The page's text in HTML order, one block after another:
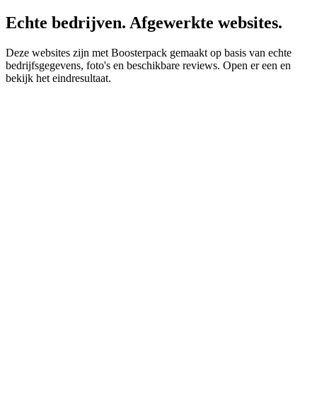
Echte bedrijven. Afgewerkte websites.
Deze websites zijn met Boosterpack gemaakt op basis van echte
bedrijfsgegevens, foto's en beschikbare reviews. Open er een en
bekijk het eindresultaat.